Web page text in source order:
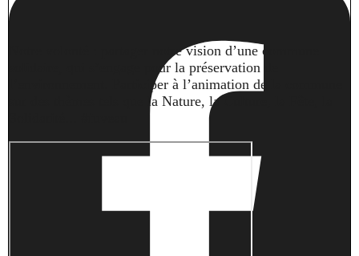
Notre volonté : partager notre vision d’une commune
solidaire, qui s’engage pour la préservation de
l’environnement. Participer à l’animation de la commune
sur des thèmes tels que la Nature, la Culture, la Fête, la